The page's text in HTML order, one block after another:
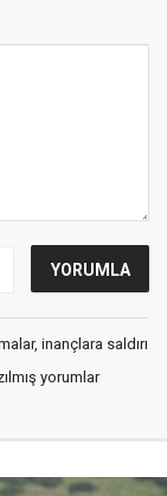
inançlara saldırı
yorumlar